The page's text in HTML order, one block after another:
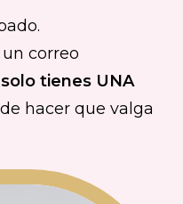
correo
solo tienes UNA
hacer que valga